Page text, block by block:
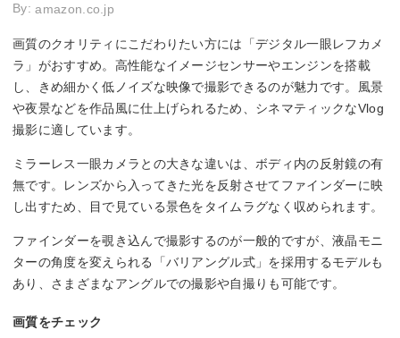
By:amazon.co.jp
画質のクオリティにこだわりたい方には「デジタル一眼レフカメ
ラ」がおすすめ。高性能なイメージセンサーやエンジンを搭載
し、きめ細かく低ノイズな映像で撮影できるのが魅力です。風景
や夜景などを作品風に仕上げられるため、シネマティックなVlog
撮影に適しています。
ミラーレス一眼カメラとの大きな違いは、ボディ内の反射鏡の有
無です。レンズから入ってきた光を反射させてファインダーに映
し出すため、目で見ている景色をタイムラグなく収められます。
ファインダーを覗き込んで撮影するのが一般的ですが、液晶モニ
ターの角度を変えられる「バリアングル式」を採用するモデルも
あり、さまざまなアングルでの撮影や自撮りも可能です。
画質をチェック